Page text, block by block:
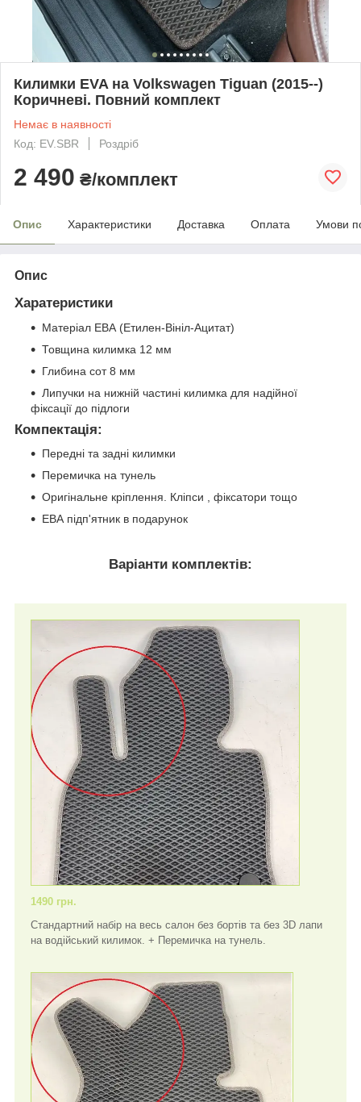
Килимки EVA на Volkswagen Tiguan (2015--)
Коричневі. Повний комплект
Немає в наявності
Код: EV.SBR
Роздріб
2 490 ₴/комплект
Опис Характеристики Доставка Оплата Умови
Опис
Харатеристики
Матеріал ЕВА (Етилен-Вініл-Ацитат)
Товщина килимка 12 мм
Глибина сот 8 мм
Липучки на нижній частині килимка для надійної
фіксації до підлоги
Компектація:
Передні та задні килимки
Перемичка на тунель
Оригінальне кріплення. Кліпси , фіксатори тощо
ЕВА підп'ятник в подарунок
Варіанти комплектів:
1490 грн.
Стандартний набір на весь салон без бортів та без 3D лапи
на водійський килимок. + Перемичка на тунель.